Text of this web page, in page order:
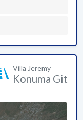
Villa Jeremy
Konuma Git